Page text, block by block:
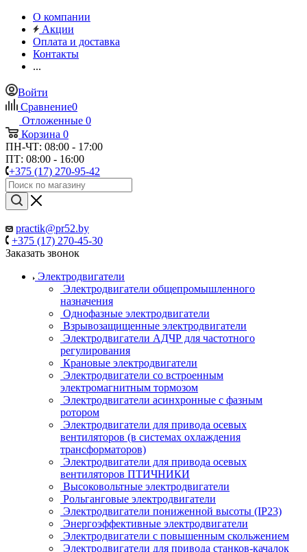
О компании
Акции
Оплата и доставка
Контакты
...
Войти
Сравнение0
Отложенные 0
Корзина 0
ПН-ЧТ: 08:00 - 17:00
ПТ: 08:00 - 16:00
+375 (17) 270-95-42
practik@pr52.by
+375 (17) 270-45-30
Заказать звонок
Электродвигатели
Электродвигатели общепромышленного
назначения
Однофазные электродвигатели
Взрывозащищенные электродвигатели
Электродвигатели АДЧР для частотного
регулирования
Крановые электродвигатели
Электродвигатели со встроенным
электромагнитным тормозом
Электродвигатели асинхронные с фазным
ротором
Электродвигатели для привода осевых
вентиляторов (в системах охлаждения
трансформаторов)
Электродвигатели для привода осевых
вентиляторов ПТИЧНИКИ
Высоковольтные электродвигатели
Рольганговые электродвигатели
Электродвигатели пониженной высоты (IP23)
Энергоэффективные электродвигатели
Электродвигатели с повышенным скольжением
Электродвигатели для привода станков-качалок